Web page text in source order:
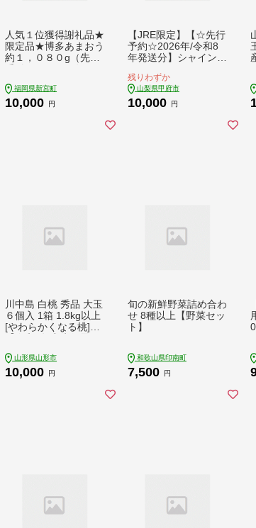
人気１位獲得謝礼品★
限定品★博多あまおう
約１，０８０g（先行
【あまおう】
福岡県新宮町
10,000 円
【JRE限定】【☆先行
予約☆2026年/令和8
年発送分】シャインマ
1.0kg以上〈2～3房〉
残りわずか
山梨県甲府市
10,000 円
川中島 白桃 秀品 大玉
６個入 1箱 1.8kg以上
[やわらかくなる桃]
山形県山形市
10,000 円
旬の新鮮野菜詰め合わ
せ 8種以上【野菜セッ
ト】
和歌山県印南町
7,500 円